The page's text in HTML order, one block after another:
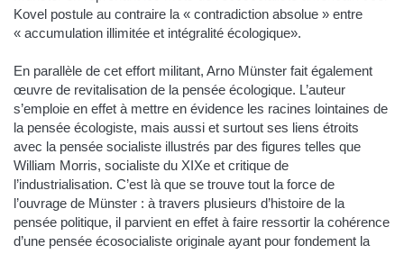
Kovel postule au contraire la « contradiction absolue » entre
« accumulation illimitée et intégralité écologique».
En parallèle de cet effort militant, Arno Münster fait également
œuvre de revitalisation de la pensée écologique. L’auteur
s’emploie en effet à mettre en évidence les racines lointaines de
la pensée écologiste, mais aussi et surtout ses liens étroits
avec la pensée socialiste illustrés par des figures telles que
William Morris, socialiste du XIXe et critique de
l’industrialisation. C’est là que se trouve tout la force de
l’ouvrage de Münster : à travers plusieurs d’histoire de la
pensée politique, il parvient en effet à faire ressortir la cohérence
d’une pensée écosocialiste originale ayant pour fondement la